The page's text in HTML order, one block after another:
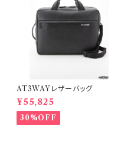
AT3WAYレザーバッグ
¥55,825
30%OFF